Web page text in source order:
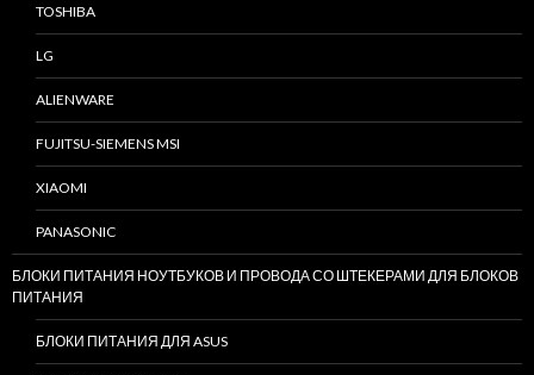
TOSHIBA
LG
ALIENWARE
FUJITSU-SIEMENS MSI
XIAOMI
PANASONIC
БЛОКИ ПИТАНИЯ НОУТБУКОВ И ПРОВОДА СО ШТЕКЕРАМИ ДЛЯ БЛОКОВ
ПИТАНИЯ
БЛОКИ ПИТАНИЯ ДЛЯ ASUS